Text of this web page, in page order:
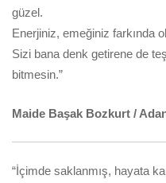
güzel.
Enerjiniz, emeğiniz farkında
Sizi bana denk getirene de
bitmesin.”
Maide Başak Bozkurt /
“İçimde saklanmış, hayata